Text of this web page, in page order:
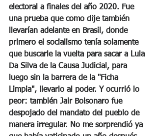
electoral a finales del año 2020. Fue
una prueba que como dije también
llevarían adelante en Brasil, donde
primero el socialismo tenía solamente
que buscarle la vuelta para sacar a Lula
Da Silva de la Causa Judicial, para
luego sin la barrera de la "Ficha
Limpia", llevarlo al poder. Y ocurrió lo
peor: también Jair Bolsonaro fue
despojado del mandato del pueblo de
manera irregular. No me sorprendió ya